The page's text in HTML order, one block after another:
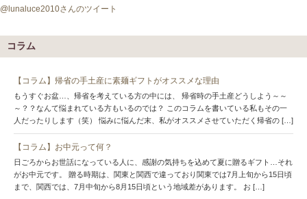
@lunaluce2010さんのツイート
コラム
【コラム】帰省の手土産に素麺ギフトがオススメな理由
もうすぐお盆…、帰省を考えている方の中には、 帰省時の手土産どうしよう～～
～？？なんて悩まれている方もいるのでは？ このコラムを書いている私もその一
人だったりします（笑） 悩みに悩んだ末、私がオススメさせていただく帰省の […]
【コラム】お中元って何？
日ごろからお世話になっている人に、感謝の気持ちを込めて夏に贈るギフト…それ
がお中元です。 贈る時期は、関東と関西で違っており関東では7月上旬から15日頃
まで、関西では、7月中旬から8月15日頃という地域差があります。 お […]